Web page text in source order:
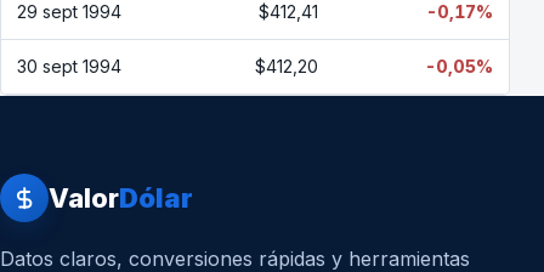
29 sept 1994 $412,41 -0,17%
30 sept 1994 $412,20 -0,05%
ValorDólar
Datos claros, conversiones rápidas y herramientas